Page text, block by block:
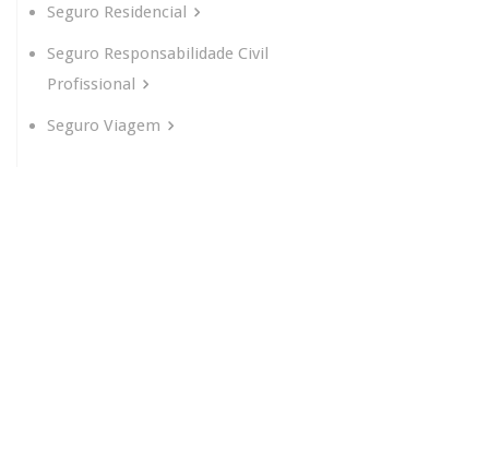
Seguro Residencial
Seguro Responsabilidade Civil
Profissional
Seguro Viagem